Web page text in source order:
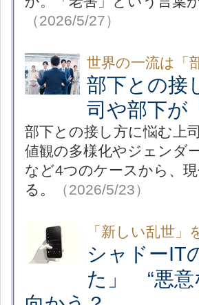
（2026/5/27）
世界の一流は「
部下との
司や部下が
部下との接し方に悩む上
値観の多様化やジェンダ
など4つのケースから、
る。
（2026/5/23）
「新しい乱世
シャドーIT
た」 “悪意